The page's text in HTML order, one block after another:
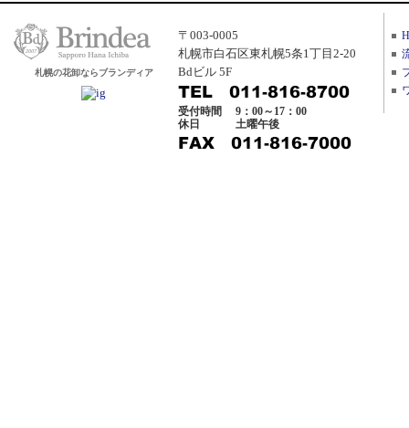
札幌の花卸ならブランディア
〒003-0005
札幌市白石区東札幌5条1丁目2-20
Bdビル 5F
受付時間
9：00～17：00
休日
土曜午後